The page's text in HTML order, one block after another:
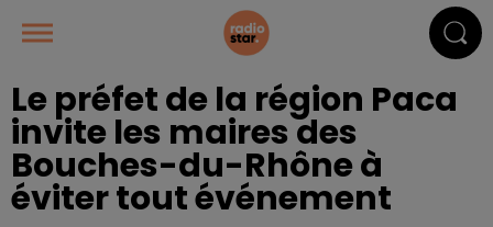
Le préfet de la région Paca
invite les maires des
Bouches-du-Rhône à
éviter tout événement